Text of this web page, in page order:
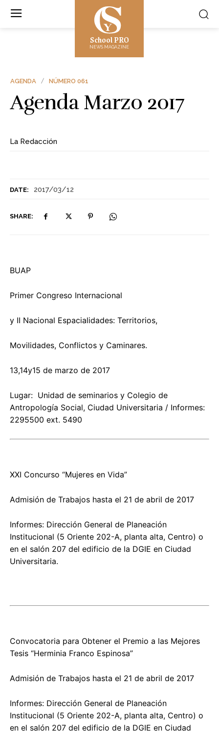
School PRO
NEWS MAGAZINE
DATE: 2017/03/12
SHARE:
AGENDA NÚMERO 061
Agenda Marzo 2017
La Redacción
BUAP
Primer Congreso Internacional
y II Nacional Espacialidades: Territorios,
Movilidades, Conflictos y Caminares.
13,14y15 de marzo de 2017
Lugar: Unidad de seminarios y Colegio de
Antropología Social, Ciudad Universitaria / Informes:
2295500 ext. 5490
XXI Concurso “Mujeres en Vida”
Admisión de Trabajos hasta el 21 de abril de 2017
Informes: Dirección General de Planeación
Institucional (5 Oriente 202-A, planta alta, Centro) o
en el salón 207 del edificio de la DGIE en Ciudad
Universitaria.
Convocatoria para Obtener el Premio a las Mejores
Tesis “Herminia Franco Espinosa”
Admisión de Trabajos hasta el 21 de abril de 2017
Informes: Dirección General de Planeación
Institucional (5 Oriente 202-A, planta alta, Centro) o
en el salón 207 del edificio de la DGIE en Ciudad